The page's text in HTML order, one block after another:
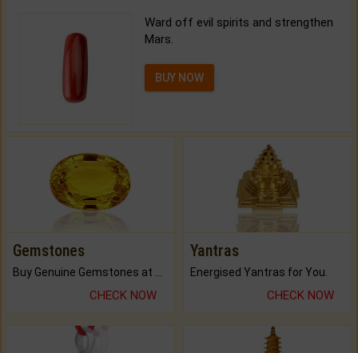
Ward off evil spirits and strengthen
Mars.
BUY NOW
Gemstones
CHECK NOW
Yantras
Energised Yantras for You.
CHECK NOW